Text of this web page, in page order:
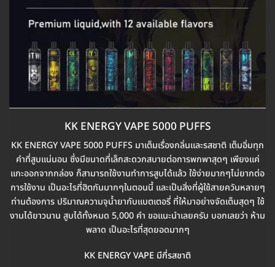
KK ENERGY VAPE 5000 PUFFS
KK ENERGY VAPE 5000 PUFFS มาเต็มเรื่องกลิ่นและรสชาติ เต็มอิ่มทุก
คำที่สูบแน่นอน ซึ่งมีขนาดที่เล็กสะดวกสบายต่อการพกพาสุดๆ เพียงแค่
แกะออกจากกล่อง ก็สามารถใช้งานทำการสูบได้แล้ว ใช้ง่ายมากๆไม่ยากต่อ
การใช้งาน เป็นอะไรที่ฮิตกันมากๆในตอนนี้ และเป็นสิ่งที่ผู้ใช้สายควันหลายๆ
ท่านต้องการ ปริมาณความจุน้ำยากับแบตเตอรี่ ที่ให้มาอย่างจัดเต็มสุดๆ ใช้
งานได้ยาวนาน สูบได้ทั้งหมด 5,000 คำ ขอแนะนำเลยครับ บอกเลยว่า ห้าม
พลาด เป็นอะไรที่สุดยอดมากๆ
KK ENERGY VAPE มีกี่รสชาติ